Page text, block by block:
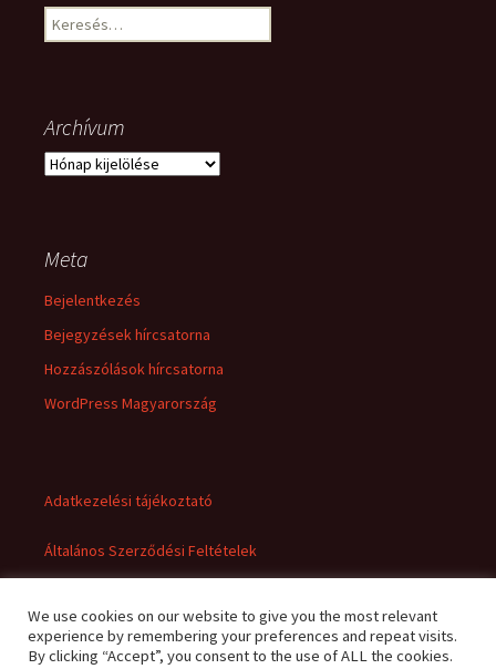
Keresés:
Archívum
Archívum
Meta
Bejelentkezés
Bejegyzések hírcsatorna
Hozzászólások hírcsatorna
WordPress Magyarország
Adatkezelési tájékoztató
Általános Szerződési Feltételek
We use cookies on our website to give you the most relevant
experience by remembering your preferences and repeat visits.
By clicking “Accept”, you consent to the use of ALL the cookies.